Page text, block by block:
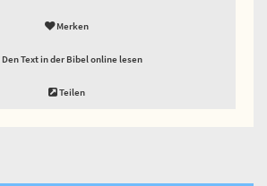
Merken
Den Text in der Bibel online lesen
Teilen